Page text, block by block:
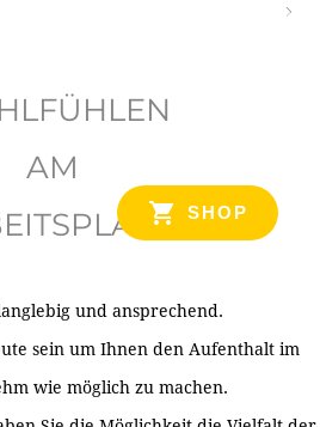
SHOP
AM
und ansprechend.
sein um Ihnen den Aufenthalt im
wie möglich zu machen.